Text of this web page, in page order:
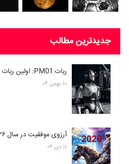
جدیدترین مطالب
ربات PM01: اولین ربات انسان‌نمای فضانورد جهان
۱۰ بهمن ۰۴
آرزوی موفقیت در سال ۲۰۲۶
۱۱ دی ۰۴